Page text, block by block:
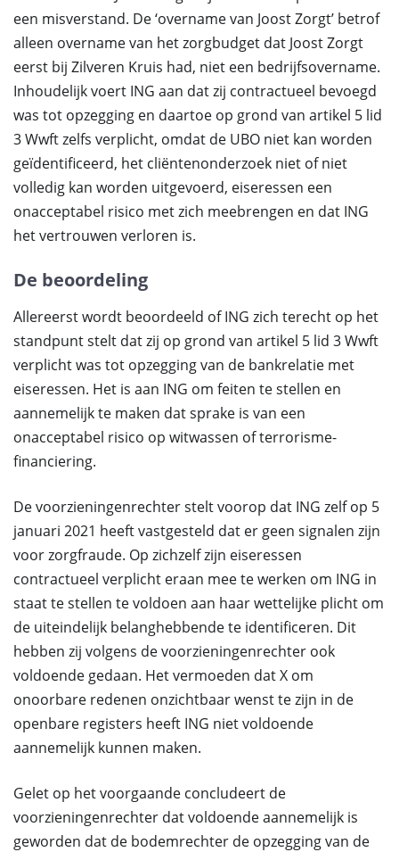
een misverstand. De ‘overname van Joost Zorgt’ betrof
alleen overname van het zorgbudget dat Joost Zorgt
eerst bij Zilveren Kruis had, niet een bedrijfsovername.
Inhoudelijk voert ING aan dat zij contractueel bevoegd
was tot opzegging en daartoe op grond van artikel 5 lid
3 Wwft zelfs verplicht, omdat de UBO niet kan worden
geïdentificeerd, het cliëntenonderzoek niet of niet
volledig kan worden uitgevoerd, eiseressen een
onacceptabel risico met zich meebrengen en dat ING
het vertrouwen verloren is.
De beoordeling
Allereerst wordt beoordeeld of ING zich terecht op het
standpunt stelt dat zij op grond van artikel 5 lid 3 Wwft
verplicht was tot opzegging van de bankrelatie met
eiseressen. Het is aan ING om feiten te stellen en
aannemelijk te maken dat sprake is van een
onacceptabel risico op witwassen of terrorisme-
financiering.
De voorzieningenrechter stelt voorop dat ING zelf op 5
januari 2021 heeft vastgesteld dat er geen signalen zijn
voor zorgfraude. Op zichzelf zijn eiseressen
contractueel verplicht eraan mee te werken om ING in
staat te stellen te voldoen aan haar wettelijke plicht om
de uiteindelijk belanghebbende te identificeren. Dit
hebben zij volgens de voorzieningenrechter ook
voldoende gedaan. Het vermoeden dat X om
onoorbare redenen onzichtbaar wenst te zijn in de
openbare registers heeft ING niet voldoende
aannemelijk kunnen maken.
Gelet op het voorgaande concludeert de
voorzieningenrechter dat voldoende aannemelijk is
geworden dat de bodemrechter de opzegging van de